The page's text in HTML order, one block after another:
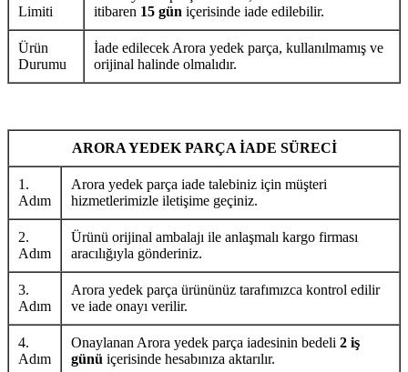
Limiti
itibaren 15 gün içerisinde iade edilebilir.
Ürün
Durumu
İade edilecek Arora yedek parça, kullanılmamış ve
orijinal halinde olmalıdır.
ARORA YEDEK PARÇA İADE SÜRECİ
1.
Adım
Arora yedek parça iade talebiniz için müşteri
hizmetlerimizle iletişime geçiniz.
2.
Adım
Ürünü orijinal ambalajı ile anlaşmalı kargo firması
aracılığıyla gönderiniz.
3.
Adım
Arora yedek parça ürününüz tarafımızca kontrol edilir
ve iade onayı verilir.
4.
Adım
Onaylanan Arora yedek parça iadesinin bedeli 2 iş
günü içerisinde hesabınıza aktarılır.